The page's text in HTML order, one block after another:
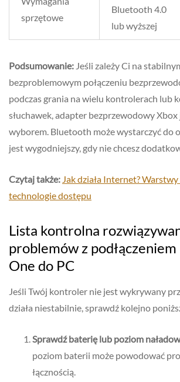
sprzętowe
Bluetooth 4.0
lub wyższej
Podsumowanie: Jeśli zależy Ci na
bezproblemowym połączeniu
podczas grania na wielu kontrolerach lub
słuchawek, adapter bezprzewodowy
wyborem. Bluetooth może wystarczyć do
jest wygodniejszy, gdy nie chcesz
Czytaj także: Jak działa Internet?
technologie dostępu
Lista kontrolna
problemów z podłączeniem
One do PC
Jeśli Twój kontroler nie jest wykrywany
działa niestabilnie, sprawdź kolejno
Sprawdź baterię lub poziom
poziom baterii może powodować
łącznością.